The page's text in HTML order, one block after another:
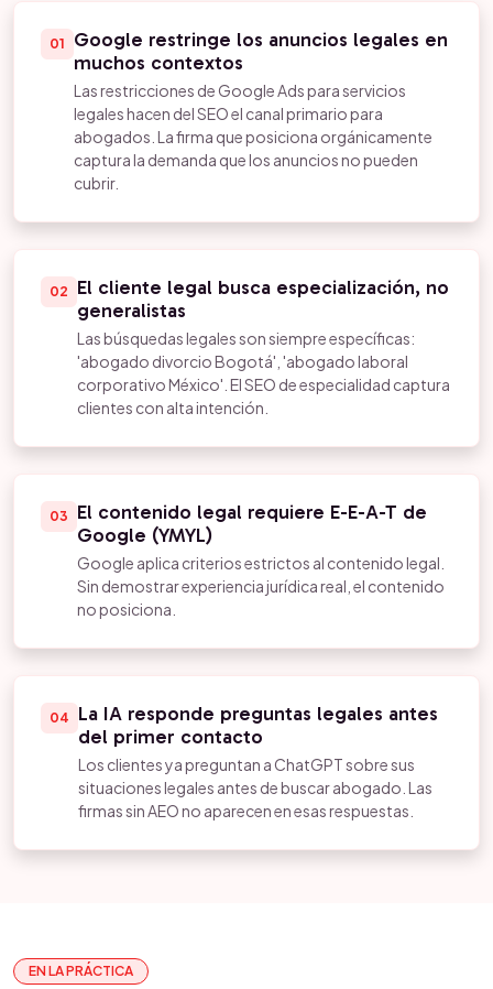
01
Google restringe los anuncios legales en
muchos contextos
Las restricciones de Google Ads para servicios
legales hacen del SEO el canal primario para
abogados. La firma que posiciona orgánicamente
captura la demanda que los anuncios no pueden
cubrir.
02
El cliente legal busca especialización, no
generalistas
Las búsquedas legales son siempre específicas:
'abogado divorcio Bogotá', 'abogado laboral
corporativo México'. El SEO de especialidad captura
clientes con alta intención.
03
El contenido legal requiere E-E-A-T de
Google (YMYL)
Google aplica criterios estrictos al contenido legal.
Sin demostrar experiencia jurídica real, el contenido
no posiciona.
04
La IA responde preguntas legales antes
del primer contacto
Los clientes ya preguntan a ChatGPT sobre sus
situaciones legales antes de buscar abogado. Las
firmas sin AEO no aparecen en esas respuestas.
EN LA PRÁCTICA